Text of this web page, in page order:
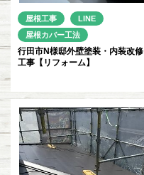
屋根工事
LINE
屋根カバー工法
行田市N様邸外壁塗装・内装改修
工事【リフォーム】